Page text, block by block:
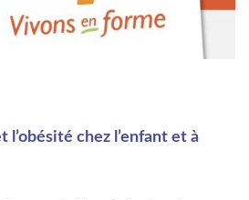
chez l’enfant et à